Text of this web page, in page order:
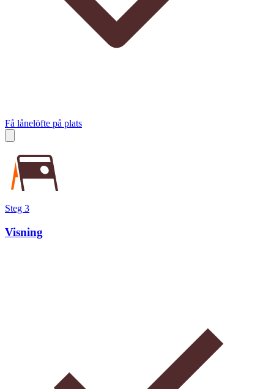
Få lånelöfte på plats
Steg 3
Visning